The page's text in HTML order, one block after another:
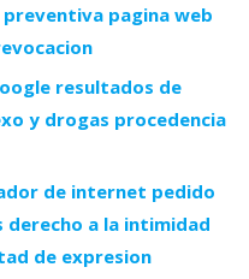
pagina web
resultados de
y drogas procedencia
de internet pedido
a la intimidad
de expresion